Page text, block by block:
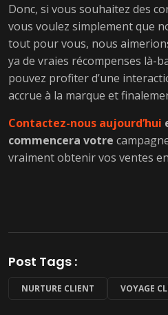
Donc, si vous souhaitez des
vous voulez simplement que
tout pour vous, nous
ya de vraies récompenses là-
pouvez profiter d’une
accrue à la marque et
Contactez-nous aujourd’hui
commencera votre
vraiment obtenir vos ventes en
Post Tags :
NURTURE CLIENT VOYAGE